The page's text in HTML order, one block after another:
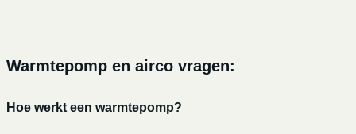
Warmtepomp en airco vragen:
Hoe werkt een warmtepomp?